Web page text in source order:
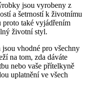
jsou vyrobeny z
a šetrností k životnímu
proto také vyjádřením
životní styl.
vhodné pro všechny
na tom, zda dáváte
nebo vaše přítelkyně
uplatnění ve všech